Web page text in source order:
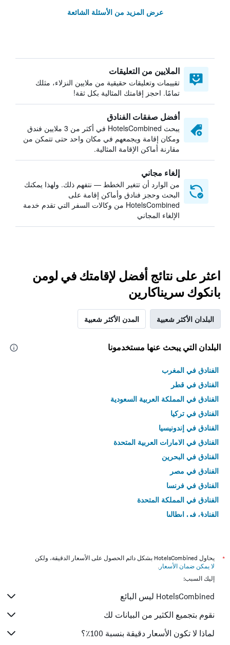
عرض المزيد من الأسئلة الشائعة
الملايين من التعليقات
تقييمات وتعليقات حقيقية من ملايين النزلاء، مثلك
تمامًا. احجز إقامتك المثالية بكل ثقة!
أفضل صفقات الفنادق
يبحث HotelsCombined في أكثر من 3 ملايين فندق
ومكان إقامة ويجمعهم في مكان واحد حتى تتمكن من
مقارنة أماكن الإقامة المثالية.
إلغاء مجاني
من الوارد أن تتغير الخطط — نتفهم ذلك. ولهذا يمكنك
البحث وحجز فنادق وأماكن إقامة على
HotelsCombined من وكالات السفر التي تقدم خدمة
الإلغاء المجاني
اعثر على نتائج أفضل لإقامتك في لومن
بانكوك سريناكارين
البلدان الأكثر شعبية المدن الأكثر شعبية
البلدان التي يبحث عنها مستخدمونا
الفنادق في المغرب
الفنادق في قطر
الفنادق في المملكة العربية السعودية
الفنادق في تركيا
الفنادق في إندونيسيا
الفنادق في الامارات العربية المتحدة
الفنادق في البحرين
الفنادق في مصر
الفنادق في فرنسا
الفنادق في المملكة المتحدة
الفنادق في إيطاليا
*
يحاول HotelsCombined بشكل دائم الحصول على الأسعار الدقيقة، ولكن
لا يمكن ضمان الأسعار .
إليك السبب:
HotelsCombined ليس البائع
نقوم بتجميع الكثير من البيانات لك
لماذا لا تكون الأسعار دقيقة بنسبة 100٪؟